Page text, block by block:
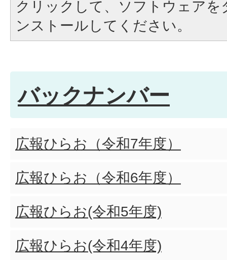
クリックして、ソフトウェア
ンストールしてください。
バックナンバー
広報ひらお（令和7年度）
広報ひらお（令和6年度）
広報ひらお(令和5年度)
広報ひらお(令和4年度)